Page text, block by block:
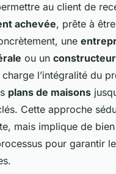
au client de
achevée, prête à
une
ou un
l’intégralité du
plans de maisons
Cette approche
mais implique de
pour garantir